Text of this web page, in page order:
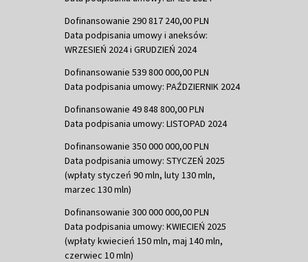
Dofinansowanie 290 817 240,00 PLN
Data podpisania umowy i aneksów:
WRZESIEŃ 2024 i GRUDZIEŃ 2024
Dofinansowanie 539 800 000,00 PLN
Data podpisania umowy: PAŹDZIERNIK 2024
Dofinansowanie 49 848 800,00 PLN
Data podpisania umowy: LISTOPAD 2024
Dofinansowanie 350 000 000,00 PLN
Data podpisania umowy: STYCZEŃ 2025
(wpłaty styczeń 90 mln, luty 130 mln,
marzec 130 mln)
Dofinansowanie 300 000 000,00 PLN
Data podpisania umowy: KWIECIEŃ 2025
(wpłaty kwiecień 150 mln, maj 140 mln,
czerwiec 10 mln)